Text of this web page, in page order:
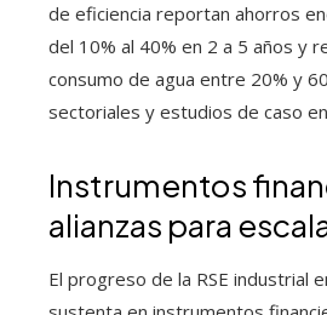
de eficiencia reportan ahorros
del 10% al 40% en 2 a 5 años y
consumo de agua entre 20% y
sectoriales y estudios de caso
Instrumentos
alianzas para
El progreso de la RSE industrial